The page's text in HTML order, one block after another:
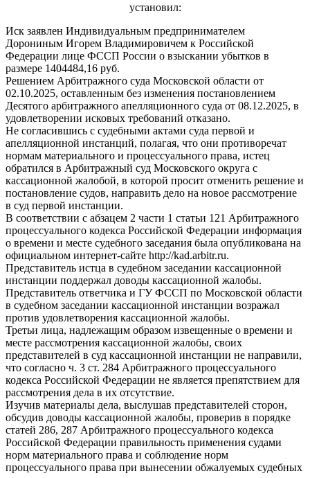
установил:
Иск заявлен Индивидуальным предпринимателем
Дорониным Игорем Владимировичем к Российской
Федерации лице ФССП России о взыскании убытков в
размере 1404484,16 руб.
Решением Арбитражного суда Московской области от
02.10.2025, оставленным без изменения постановлением
Десятого арбитражного апелляционного суда от 08.12.2025, в
удовлетворении исковых требований отказано.
Не согласившись с судебными актами суда первой и
апелляционной инстанций, полагая, что они противоречат
нормам материального и процессуального права, истец
обратился в Арбитражный суд Московского округа с
кассационной жалобой, в которой просит отменить решение и
постановление судов, направить дело на новое рассмотрение
в суд первой инстанции.
В соответствии с абзацем 2 части 1 статьи 121 Арбитражного
процессуального кодекса Российской Федерации информация
о времени и месте судебного заседания была опубликована на
официальном интернет-сайте http://kad.arbitr.ru.
Представитель истца в судебном заседании кассационной
инстанции поддержал доводы кассационной жалобы.
Представитель ответчика и ГУ ФССП по Московской области
в судебном заседании кассационной инстанции возражал
против удовлетворения кассационной жалобы.
Третьи лица, надлежащим образом извещенные о времени и
месте рассмотрения кассационной жалобы, своих
представителей в суд кассационной инстанции не направили,
что согласно ч. 3 ст. 284 Арбитражного процессуального
кодекса Российской Федерации не является препятствием для
рассмотрения дела в их отсутствие.
Изучив материалы дела, выслушав представителей сторон,
обсудив доводы кассационной жалобы, проверив в порядке
статей 286, 287 Арбитражного процессуального кодекса
Российской Федерации правильность применения судами
норм материального права и соблюдение норм
процессуального права при вынесении обжалуемых судебных